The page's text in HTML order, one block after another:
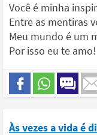
Você é minha
Entre as mentiras
Meu mundo é um
Por isso eu te amo!
Às vezes a vida é